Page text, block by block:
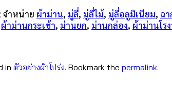
จำหน่าย ผ้าม่าน, มู่ลี่, มู่ลี่ไม้, มู่ลี่อลูมิเนียม, ฉ
ผ้าม่านกระเช้า, ม่านยก, ม่านกล่อง, ผ้าม่านโร
in ตัวอย่างผ้าโปร่ง. Bookmark the permalink.